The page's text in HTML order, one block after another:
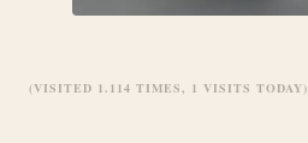
(VISITED 1.114 TIMES, 1 VISITS TODAY)